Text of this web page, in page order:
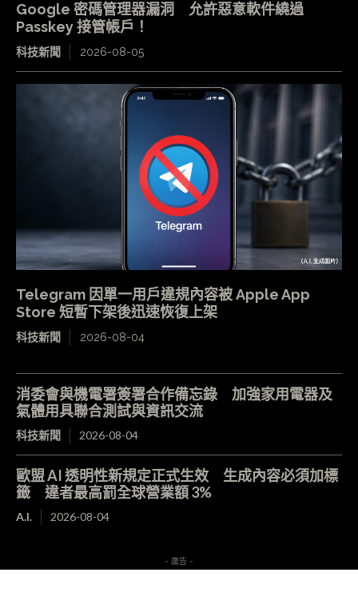
Google 密碼管理器漏洞 允許惡意軟件繞過
Passkey 接管帳戶！
科技新聞 2026-08-05
Telegram 因單一用戶違規內容被 Apple App
Store 短暫下架後迅速恢復上架
科技新聞 2026-08-04
消委會與機電署簽署合作備忘錄 加強家用電器及
氣體用具聯合測試與資訊交流
科技新聞 2026-08-04
歐盟 AI 透明性新規定正式生效 生成內容必須加標
籤 違者最高罰全球營業額 3%
A.I. 2026-08-04
- 廣告 -